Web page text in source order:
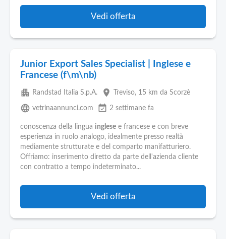
Vedi offerta
Junior Export Sales Specialist | Inglese e
Francese (f\m\nb)
apartment Randstad Italia S.p.A. place Treviso, 15 km da Scorzè
language vetrinaannunci.com event_available 2 settimane fa
conoscenza della lingua inglese e francese e con breve
esperienza in ruolo analogo, idealmente presso realtà
mediamente strutturate e del comparto manifatturiero.
Offriamo: inserimento diretto da parte dell'azienda cliente
con contratto a tempo indeterminato...
Vedi offerta